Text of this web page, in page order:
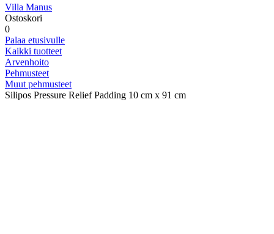
Villa Manus
Ostoskori
0
Palaa etusivulle
Kaikki tuotteet
Arvenhoito
Pehmusteet
Muut pehmusteet
Silipos Pressure Relief Padding 10 cm x 91 cm